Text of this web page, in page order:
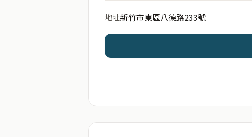
地址新竹市東區八德路233號